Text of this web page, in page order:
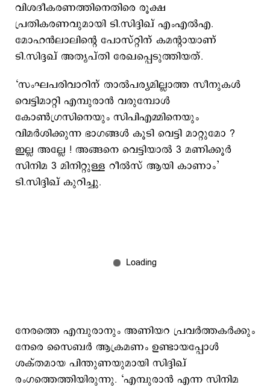
വിശദീകരണത്തിനെതിരെ രൂക്ഷ
പ്രതികരണവുമായി ടി.സിദ്ദിഖ് എംഎൽഎ.
മോഹൻലാലിന്റെ പോസ്റ്റിന് കമന്റായാണ്
ടി.സിദ്ദഖ് അതൃപ്തി േരഖപ്പെടുത്തിയത്.
‘സംഘപരിവാറിന് താൽപര്യമില്ലാത്ത സീനുകൾ
വെട്ടിമാറ്റി എമ്പുരാൻ വരുമ്പോൾ
കോൺഗ്രസിനെയും സിപിഎമ്മിനെയും
വിമർശിക്കുന്ന ഭാഗങ്ങൾ കൂടി വെട്ടി മാറ്റുമോ ?
ഇല്ല അല്ലേ ! അങ്ങനെ വെട്ടിയാൽ 3 മണിക്കൂർ
സിനിമ 3 മിനിറ്റുള്ള റീൽസ് ആയി കാണാം’
ടി.സിദ്ദിഖ് കുറിച്ചു.
നേരത്തെ എമ്പുരാനും അണിയറ പ്രവർത്തകർക്കും
നേരെ സൈബർ ആക്രമണം ഉണ്ടായപ്പോൾ
ശക്തമായ പിന്തുണയുമായി സിദ്ദിഖ്
രംഗത്തെത്തിയിരുന്നു. ‘എമ്പുരാൻ എന്ന സിനിമ